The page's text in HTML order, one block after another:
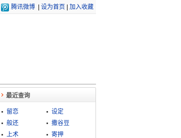
腾讯微博 设为首页 加入收藏
最近查询
留恋
设定
般还
撒谷豆
上术
寄押